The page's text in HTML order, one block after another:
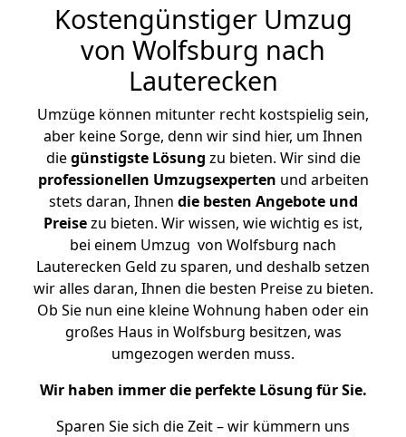
Kostengünstiger Umzug
von Wolfsburg nach
Lauterecken
Umzüge können mitunter recht kostspielig sein,
aber keine Sorge, denn wir sind hier, um Ihnen
diegünstigste Lösung zu bieten. Wir sind die
professionellen Umzugsexperten und arbeiten
stets daran, Ihnen die besten Angebote und
Preisezu bieten. Wir wissen, wie wichtig es ist,
bei einem Umzug von Wolfsburg nach
Lauterecken Geld zu sparen, und deshalb setzen
wir alles daran, Ihnen die besten Preise zu bieten.
Ob Sie nun eine kleine Wohnung haben oder ein
großes Haus in Wolfsburg besitzen, was
umgezogen werden muss.
Wir haben immer die perfekte Lösung für Sie.
Sparen Sie sich die Zeit – wir kümmern uns